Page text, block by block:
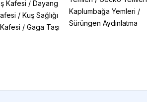
Kafesi / Dayang
/ Kuş Sağlığı
/ Gaga Taşı
Kaplumbağa Yemleri /
Sürüngen Aydınlatma